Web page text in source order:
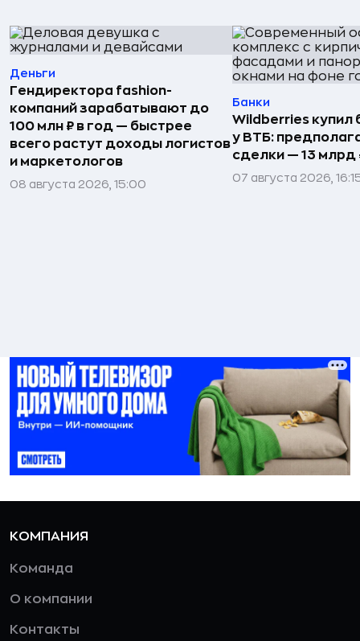
Деньги
Гендиректора fashion-
компаний зарабатывают до
100 млн ₽ в год — быстрее
всего растут доходы логистов
и маркетологов
08 августа 2026, 15:00
Банки
Wildberries купил
у ВТБ:
сделки — 13 млрд
07 августа 2026,
КОМПАНИЯ
Команда
О компании
Контакты